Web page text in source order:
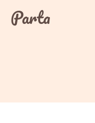
contentParta